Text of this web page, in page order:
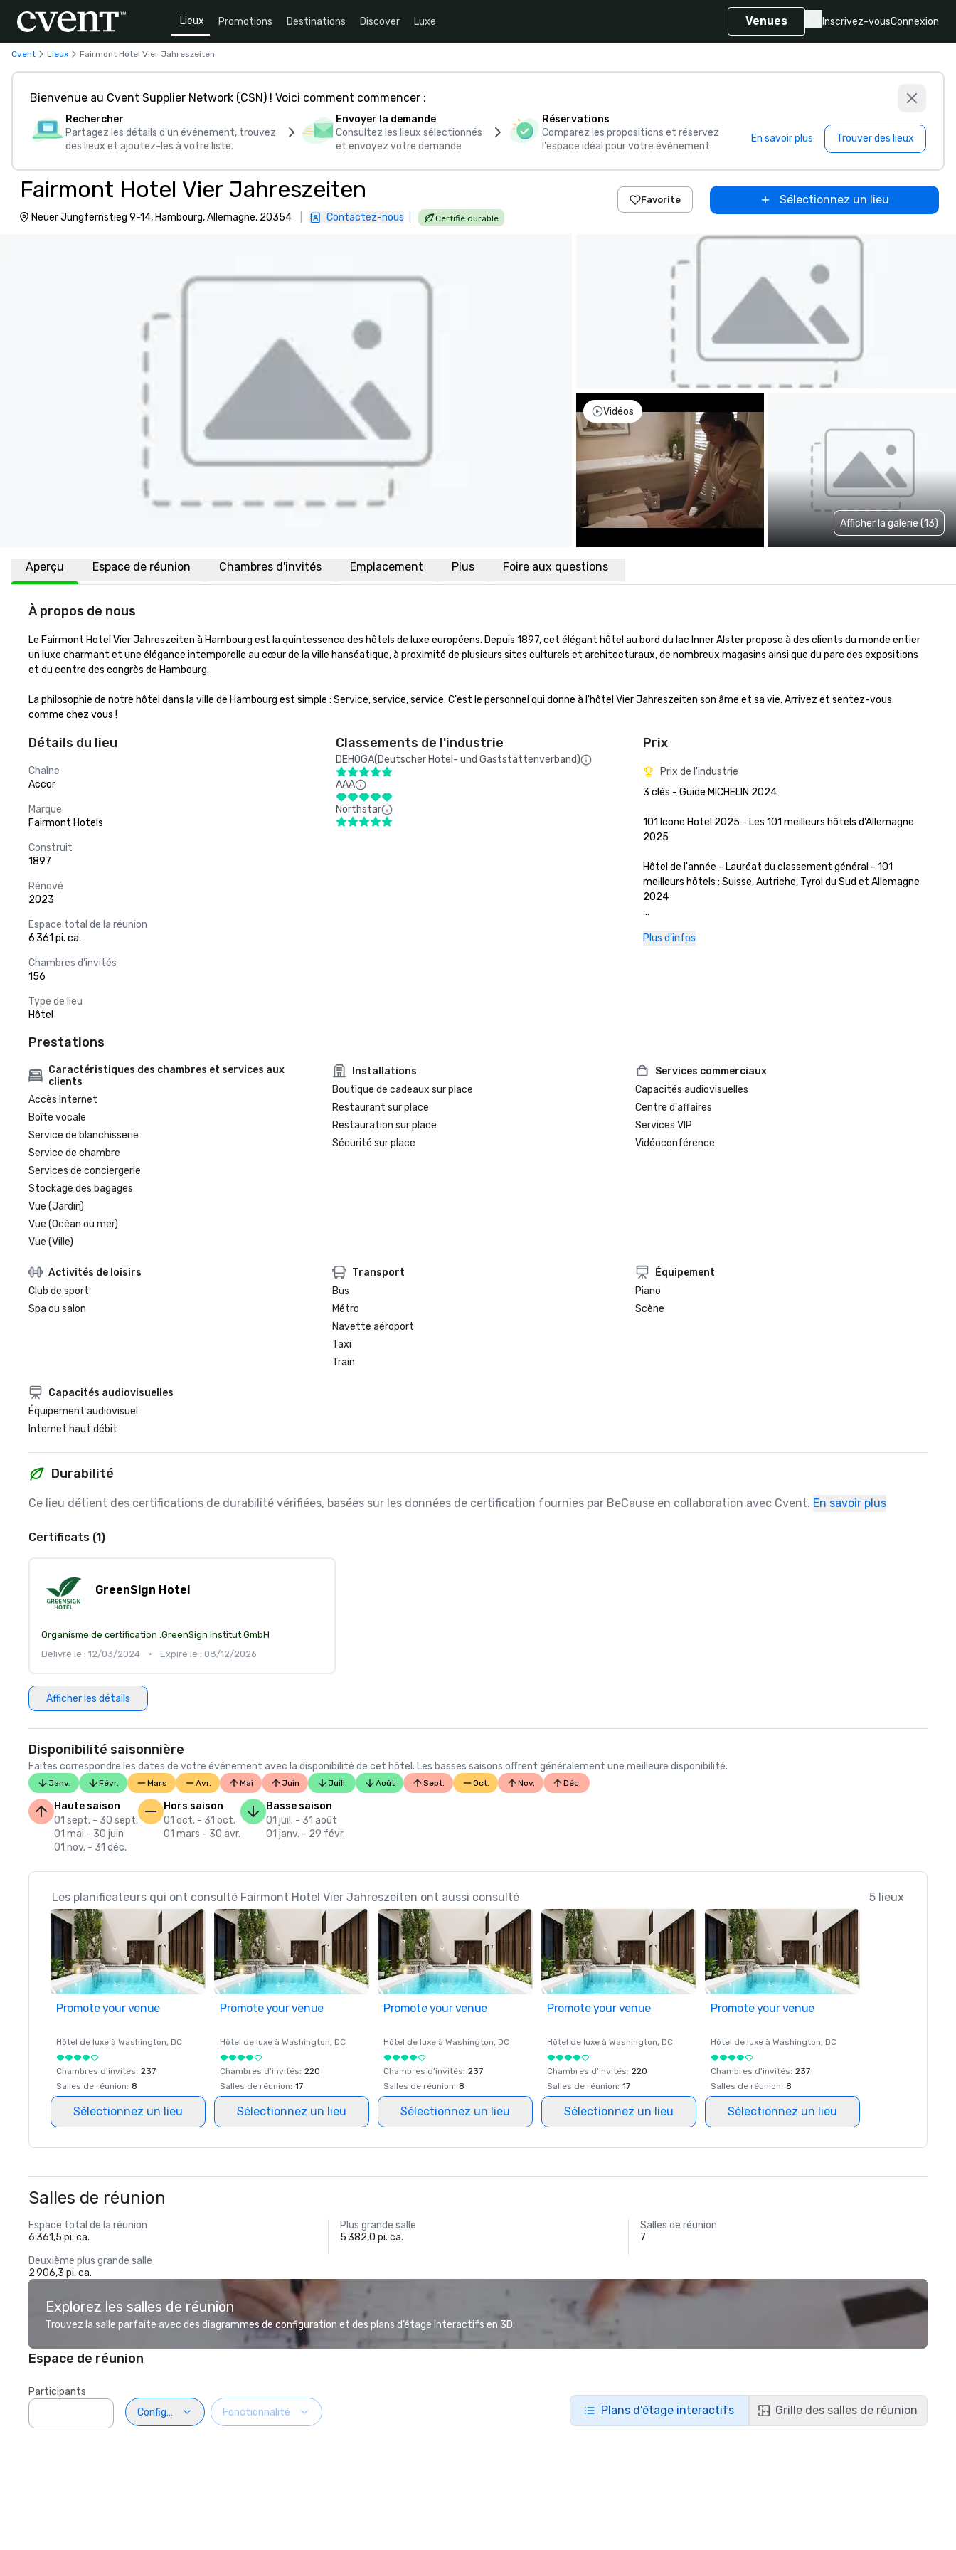
Lieux Promotions Destinations Discover Luxe Venues Inscrivez-vousConnexion
Cvent Lieux Fairmont Hotel Vier Jahreszeiten
Bienvenue au Cvent Supplier Network (CSN) ! Voici comment commencer :
Rechercher
Partagez les détails d'un événement, trouvez
des lieux et ajoutez-les à votre liste.
Envoyer la demande
Consultez les lieux sélectionnés
et envoyez votre demande
Réservations
Comparez les propositions et réservez
l'espace idéal pour votre événement
En savoir plus Trouver des lieux
Fairmont Hotel Vier Jahreszeiten
Neuer Jungfernstieg 9-14, Hambourg, Allemagne, 20354 Contactez-nous Certifié durable
Favorite Sélectionnez un lieu
Vidéos
Afficher la galerie (13)
Aperçu Espace de réunion Chambres d'invités Emplacement Plus Foire aux questions
À propos de nous
Le Fairmont Hotel Vier Jahreszeiten à Hambourg est la quintessence des hôtels de luxe européens. Depuis 1897, cet élégant hôtel au bord du lac Inner Alster propose à des clients du monde entier
un luxe charmant et une élégance intemporelle au cœur de la ville hanséatique, à proximité de plusieurs sites culturels et architecturaux, de nombreux magasins ainsi que du parc des expositions
et du centre des congrès de Hambourg.
La philosophie de notre hôtel dans la ville de Hambourg est simple : Service, service, service. C'est le personnel qui donne à l'hôtel Vier Jahreszeiten son âme et sa vie. Arrivez et sentez-vous
comme chez vous !
Détails du lieu
Chaîne
Accor
Marque
Fairmont Hotels
Construit
1897
Rénové
2023
Espace total de la réunion
6 361 pi. ca.
Chambres d'invités
156
Type de lieu
Hôtel
Classements de l'industrie
DEHOGA(Deutscher Hotel- und Gaststättenverband)
AAA
Northstar
Prix
Prix de l'industrie
3 clés - Guide MICHELIN 2024
101 Icone Hotel 2025 - Les 101 meilleurs hôtels d'Allemagne
2025
Hôtel de l'année - Lauréat du classement général - 101
meilleurs hôtels : Suisse, Autriche, Tyrol du Sud et Allemagne
2024
Plus d'infos
Prestations
Caractéristiques des chambres et services aux
clients
Accès Internet
Boîte vocale
Service de blanchisserie
Service de chambre
Services de conciergerie
Stockage des bagages
Vue (Jardin)
Vue (Océan ou mer)
Vue (Ville)
Installations
Boutique de cadeaux sur place
Restaurant sur place
Restauration sur place
Sécurité sur place
Services commerciaux
Capacités audiovisuelles
Centre d'affaires
Services VIP
Vidéoconférence
Activités de loisirs
Club de sport
Spa ou salon
Transport
Bus
Métro
Navette aéroport
Taxi
Train
Équipement
Piano
Scène
Capacités audiovisuelles
Équipement audiovisuel
Internet haut débit
Durabilité
Ce lieu détient des certifications de durabilité vérifiées, basées sur les données de certification fournies par BeCause en collaboration avec Cvent. En savoir plus
Certificats (1)
GreenSign Hotel
Organisme de certification :GreenSign Institut GmbH
Délivré le : 12/03/2024
• Expire le : 08/12/2026
Afficher les détails
Disponibilité saisonnière
Faites correspondre les dates de votre événement avec la disponibilité de cet hôtel. Les basses saisons offrent généralement une meilleure disponibilité.
Janv. Févr. Mars Avr. Mai Juin Juill. Août Sept. Oct. Nov. Déc.
Haute saison
01 sept. - 30 sept.
01 mai - 30 juin
01 nov. - 31 déc.
Hors saison
01 oct. - 31 oct.
01 mars - 30 avr.
Basse saison
01 juil. - 31 août
01 janv. - 29 févr.
Les planificateurs qui ont consulté Fairmont Hotel Vier Jahreszeiten ont aussi consulté 5 lieux
Promote your venue
Hôtel de luxe à Washington, DC
Chambres d'invités: 237
Salles de réunion: 8
Sélectionnez un lieu
Promote your venue
Hôtel de luxe à Washington, DC
Chambres d'invités: 220
Salles de réunion: 17
Sélectionnez un lieu
Promote your venue
Hôtel de luxe à Washington, DC
Chambres d'invités: 237
Salles de réunion: 8
Sélectionnez un lieu
Promote your venue
Hôtel de luxe à Washington, DC
Chambres d'invités: 220
Salles de réunion: 17
Sélectionnez un lieu
Promote your venue
Hôtel de luxe à Washington, DC
Chambres d'invités: 237
Salles de réunion: 8
Sélectionnez un lieu
Salles de réunion
Espace total de la réunion
6 361,5 pi. ca.
Plus grande salle
5 382,0 pi. ca.
Salles de réunion
7
Deuxième plus grande salle
2 906,3 pi. ca.
Explorez les salles de réunion
Trouvez la salle parfaite avec des diagrammes de configuration et des plans d’étage interactifs en 3D.
Espace de réunion
Participants
Configuration
Fonctionnalité Plans d'étage interactifs Grille des salles de réunion